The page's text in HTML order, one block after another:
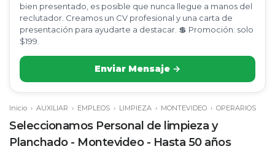
bien presentado, es posible que nunca llegue a manos del
reclutador. Creamos un CV profesional y una carta de
presentación para ayudarte a destacar. 💲 Promoción: solo
$199.
Enviar Mensaje →
Inicio › AUXILIAR › EMPLEOS › LIMPIEZA › MONTEVIDEO › OPERARIOS
Seleccionamos Personal de limpieza y
Planchado - Montevideo - Hasta 50 años